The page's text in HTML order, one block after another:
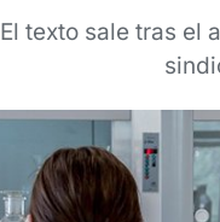
El texto sale tras el